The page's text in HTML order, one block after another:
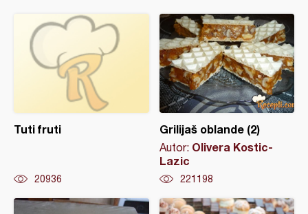
Tuti fruti
20936
Grilijaš oblande (2)
Autor: Olivera Kostic-
Lazic
221198